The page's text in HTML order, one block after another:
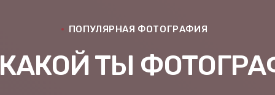
ПОПУЛЯРНАЯ ФОТОГРАФИЯ
ТЫ